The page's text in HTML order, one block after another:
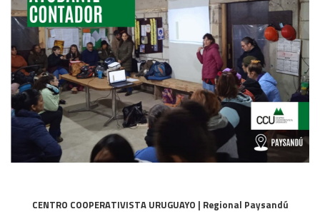
Área Habitat
Acerca del Área
Programas
Trabajos
Área Rural
Acerca del Área
Programas
Programas Centrales
Revista Dinámica
CENTRO COOPERATIVISTA URUGUAYO | Regional Paysandú